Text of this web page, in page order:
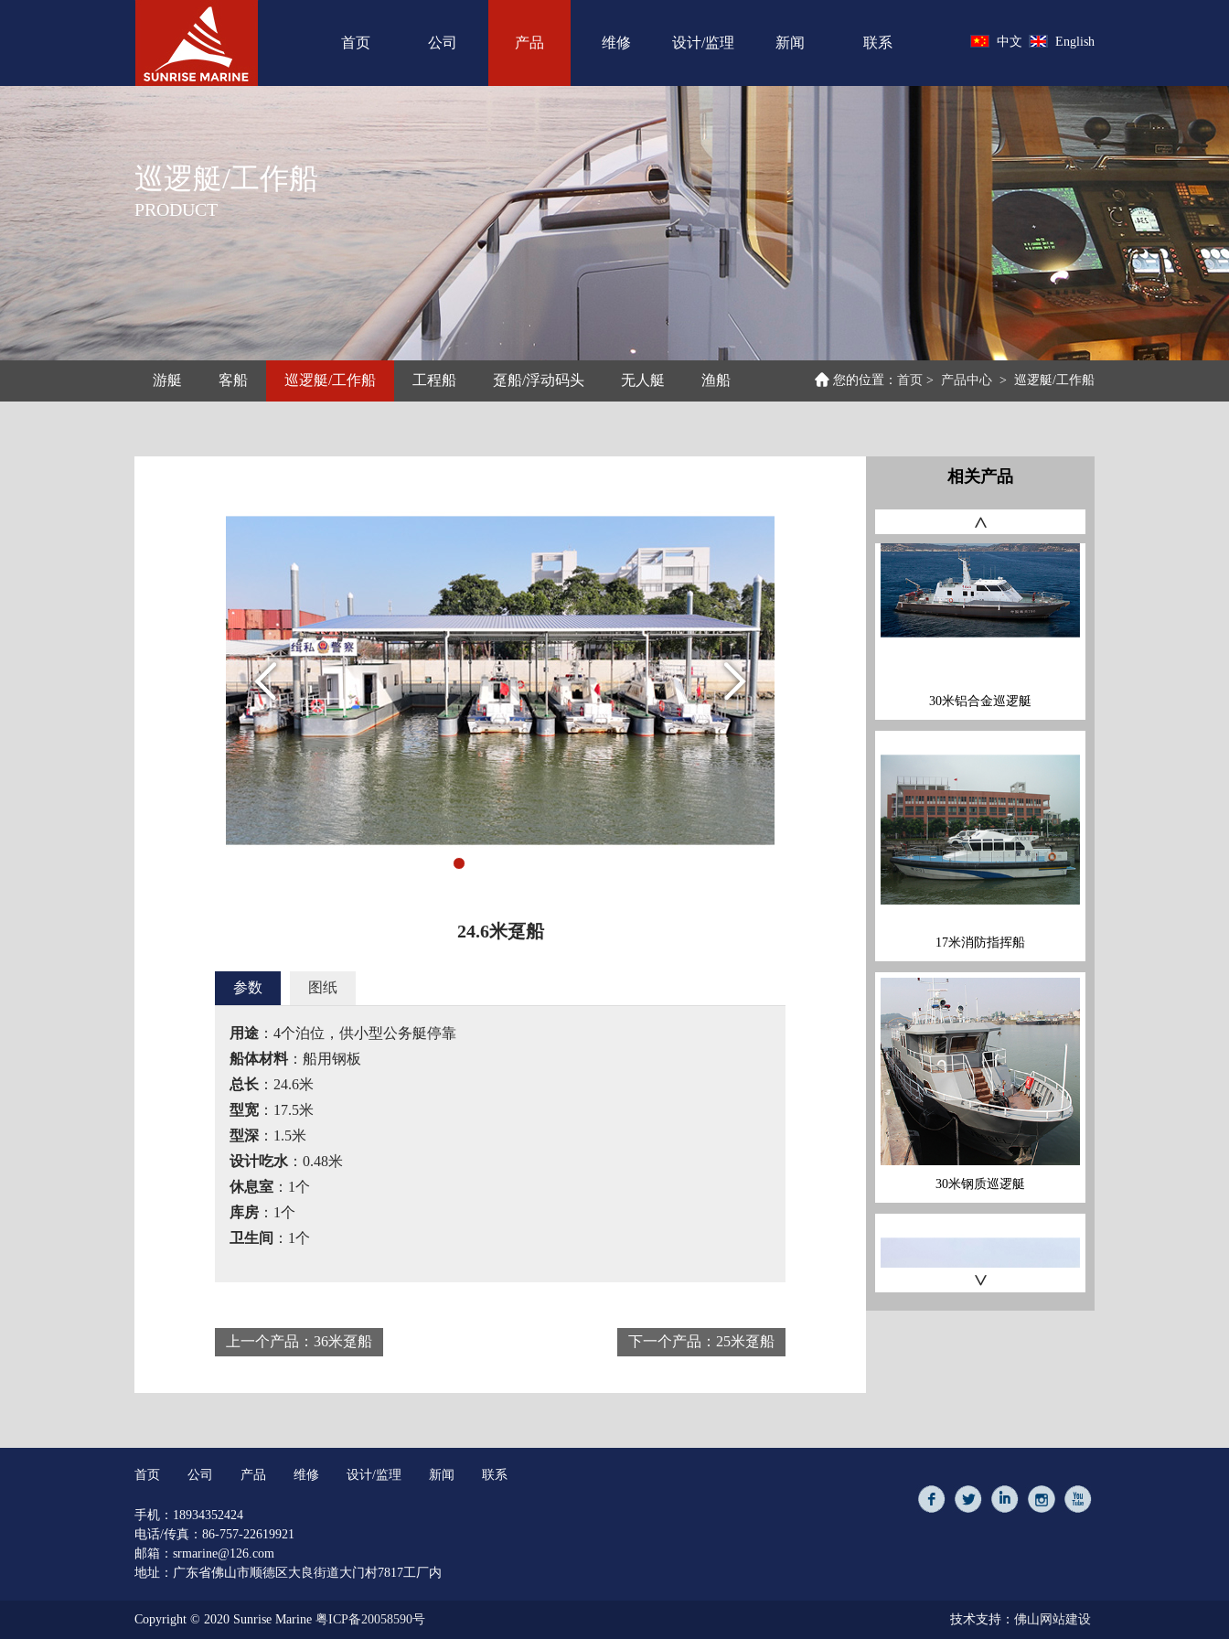
中文 English
首页 公司 产品 维修 设计/监理 新闻 联系
巡逻艇/工作船
PRODUCT
游艇 客船 巡逻艇/工作船 工程船 趸船/浮动码头 无人艇 渔船 您的位置： 首页 > 产品中心 > 巡逻艇/工作船
24.6米趸船
参数 图纸
用途 ：4个泊位，供小型公务艇停靠
船体材料：船用钢板
总长 ：24.6米
型宽 ：17.5米
型深 ：1.5米
设计吃水 ：0.48米
休息室 ：1个
库房 ：1个
卫生间 ：1个
上一个产品：36米趸船 下一个产品：25米趸船
相关产品
>
10米铝合金救助艇
20米巡逻艇
30米铝合金巡逻艇
30米钢质巡逻艇
16米引航船
>
首页 公司 产品 维修 设计/监理 新闻 联系
手机：18934352424
电话/传真：86-757-22619921
邮箱：srmarine@126.com
地址：广东省佛山市顺德区大良街道大门村7817工厂内
Copyright © 2020 Sunrise Marine 粤ICP备20058590号 技术支持： 佛山网站建设